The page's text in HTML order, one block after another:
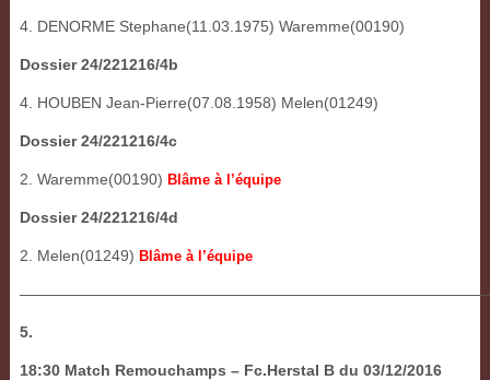
4. DENORME Stephane(11.03.1975) Waremme(00190)
Dossier 24/221216/4b
4. HOUBEN Jean-Pierre(07.08.1958) Melen(01249)
Dossier 24/221216/4c
2. Waremme(00190) Blâme à l’équipe
Dossier 24/221216/4d
2. Melen(01249) Blâme à l’équipe
5.
18:30 Match Remouchamps – Fc.Herstal B du 03/12/2016